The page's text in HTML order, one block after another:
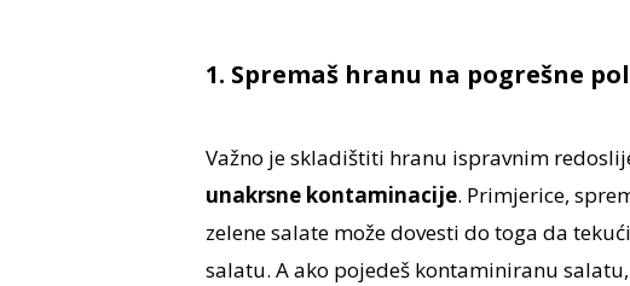
1. Spremaš hranu na pogrešne
Važno je skladištiti hranu ispravnim
unakrsne kontaminacije. Primjerice,
zelene salate može dovesti do toga da
salatu. A ako pojedeš kontaminiranu